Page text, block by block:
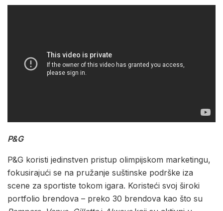
P&G
P&G koristi jedinstven pristup olimpijskom marketingu,
fokusirajući se na pružanje suštinske podrške iza
scene za sportiste tokom igara. Koristeći svoj široki
portfolio brendova – preko 30 brendova kao što su